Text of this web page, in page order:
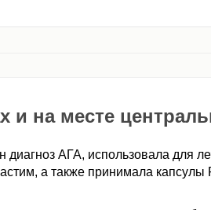
и на месте
АГА, использовала для
а также принимала